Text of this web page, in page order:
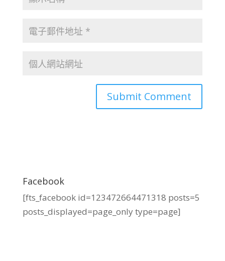
Facebook
[fts_facebook id=123472664471318 posts=5
posts_displayed=page_only type=page]